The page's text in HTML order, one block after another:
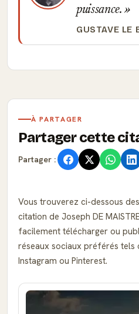
puissance.
GUSTAVE LE
À PARTAGER
Partager cette
Partager :
Vous trouverez ci-dessous
citation de Joseph DE
facilement télécharger ou
réseaux sociaux préférés tels
Instagram ou Pinterest.